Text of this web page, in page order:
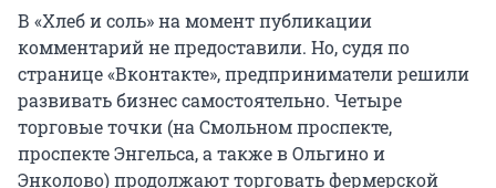
В «Хлеб и соль» на момент публикации
комментарий не предоставили. Но, судя по
странице «Вконтакте», предприниматели решили
развивать бизнес самостоятельно. Четыре
торговые точки (на Смольном проспекте,
проспекте Энгельса, а также в Ольгино и
Энколово) продолжают торговать фермерской